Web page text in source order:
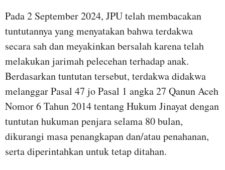
Pada 2 September 2024, JPU telah membacakan
tuntutannya yang menyatakan bahwa terdakwa
secara sah dan meyakinkan bersalah karena telah
melakukan jarimah pelecehan terhadap anak.
Berdasarkan tuntutan tersebut, terdakwa didakwa
melanggar Pasal 47 jo Pasal 1 angka 27 Qanun Aceh
Nomor 6 Tahun 2014 tentang Hukum Jinayat dengan
tuntutan hukuman penjara selama 80 bulan,
dikurangi masa penangkapan dan/atau penahanan,
serta diperintahkan untuk tetap ditahan.